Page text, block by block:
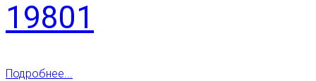
19801
Подробнее...